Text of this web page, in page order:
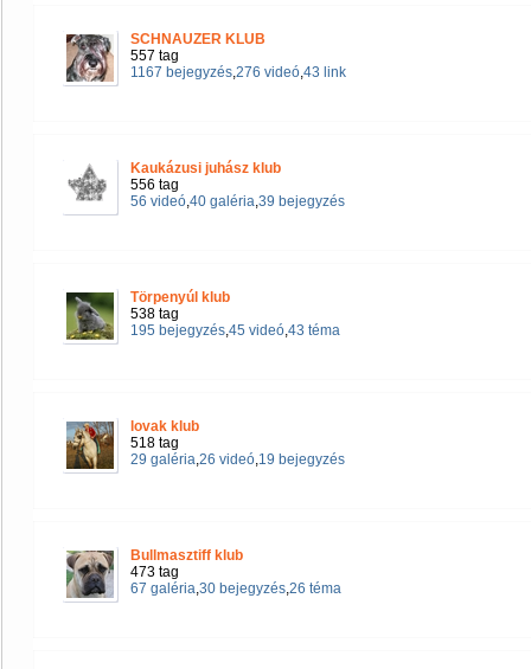
SCHNAUZER KLUB
557 tag
1167 bejegyzés,276 videó,43 link
Kaukázusi juhász klub
556 tag
56 videó,40 galéria,39 bejegyzés
Törpenyúl klub
538 tag
195 bejegyzés,45 videó,43 téma
lovak klub
518 tag
29 galéria,26 videó,19 bejegyzés
Bullmasztiff klub
473 tag
67 galéria,30 bejegyzés,26 téma